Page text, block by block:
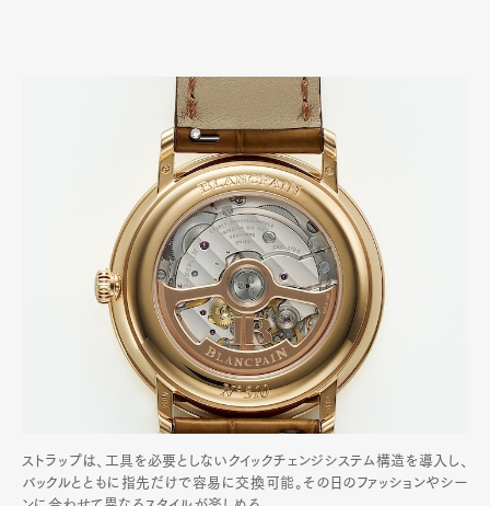
ストラップは、工具を必要としないクイックチェンジシステム構造を導入し、
バックルとともに指先だけで容易に交換可能。その日のファッションやシー